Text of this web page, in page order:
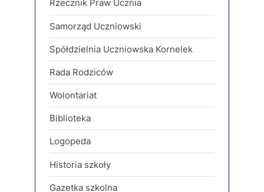
Rzecznik Praw Ucznia
Samorząd Uczniowski
Spółdzielnia Uczniowska Kornelek
Rada Rodziców
Wolontariat
Biblioteka
Logopeda
Historia szkoły
Gazetka szkolna